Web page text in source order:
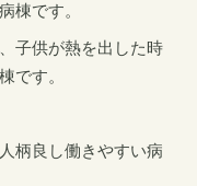
棟です。
子供が熱を出した時
です。
柄良し働きやすい病